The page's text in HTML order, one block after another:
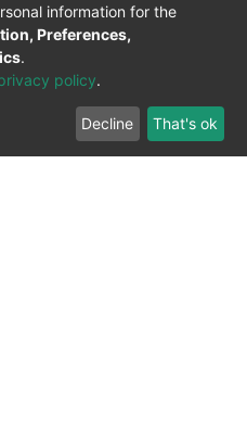
information for the
Preferences,
.
policy.
Decline That's ok